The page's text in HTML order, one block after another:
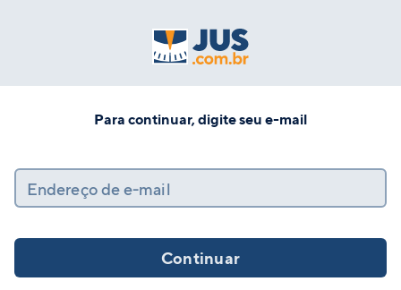
Para continuar, digite seu e-mail
Endereço de e-mail
Continuar